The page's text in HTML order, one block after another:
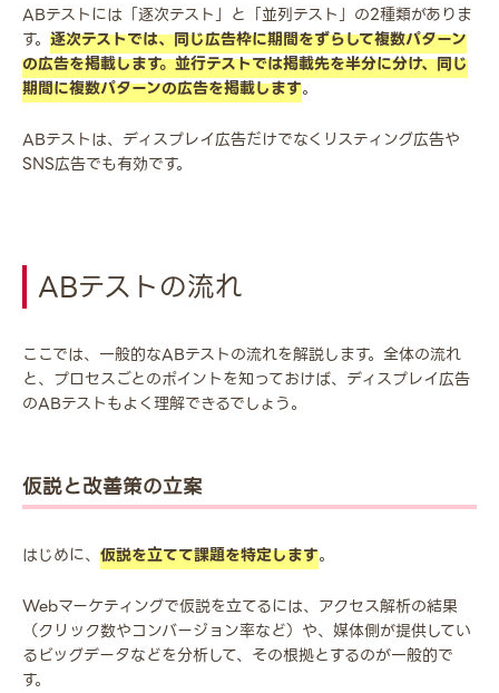
ABテストには「逐次テスト」と「並列テスト」の2種類がありま
す。 逐次テストでは、同じ広告枠に期間をずらして複数パターン
の広告を掲載します。並行テストでは掲載先を半分に分け、同じ
期間に複数パターンの広告を掲載します。
ABテストは、ディスプレイ広告だけでなくリスティング広告や
SNS広告でも有効です。
ABテストの流れ
ここでは、一般的なABテストの流れを解説します。全体の流れ
と、プロセスごとのポイントを知っておけば、ディスプレイ広告
のABテストもよく理解できるでしょう。
仮説と改善策の立案
はじめに、 仮説を立てて課題を特定します。
Webマーケティングで仮説を立てるには、アクセス解析の結果
（クリック数やコンバージョン率など）や、媒体側が提供してい
るビッグデータなどを分析して、その根拠とするのが一般的で
す。